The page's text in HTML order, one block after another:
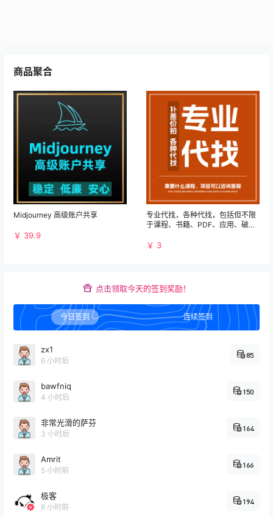
商品聚合
Midjourney 高级账户共享
￥ 39.9
专业代找，各种代找，包括但不限
于课程、书籍、PDF、应用、破解
￥ 3
点击领取今天的签到奖励！
今日签到 连续签到
zx1
6 小时后
85
bawfniq
4 小时后
150
非常光滑的萨芬
3 小时后
164
Amrit
5 小时前
166
极客
8 小时前
194